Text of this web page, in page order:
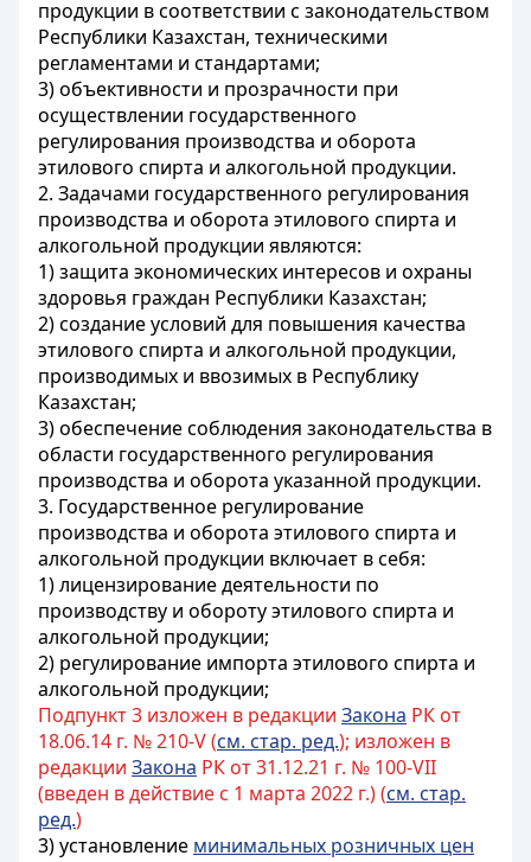
продукции в соответствии с законодательством
Республики Казахстан, техническими
регламентами и стандартами;
3) объективности и прозрачности при
осуществлении государственного
регулирования производства и оборота
этилового спирта и алкогольной продукции.
2. Задачами государственного регулирования
производства и оборота этилового спирта и
алкогольной продукции являются:
1) защита экономических интересов и охраны
здоровья граждан Республики Казахстан;
2) создание условий для повышения качества
этилового спирта и алкогольной продукции,
производимых и ввозимых в Республику
Казахстан;
3) обеспечение соблюдения законодательства в
области государственного регулирования
производства и оборота указанной продукции.
3. Государственное регулирование
производства и оборота этилового спирта и
алкогольной продукции включает в себя:
1) лицензирование деятельности по
производству и обороту этилового спирта и
алкогольной продукции;
2) регулирование импорта этилового спирта и
алкогольной продукции;
Подпункт 3 изложен в редакции Закона РК от
18.06.14 г. № 210-V (см. стар. ред.); изложен в
редакции Закона РК от 31.12.21 г. № 100-VII
(введен в действие с 1 марта 2022 г.) (см. стар.
ред.)
3) установление минимальных розничных цен